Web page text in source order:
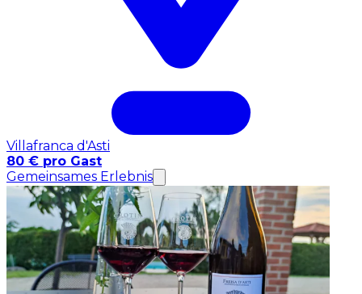
Villafranca d'Asti
80 € pro Gast
Gemeinsames Erlebnis